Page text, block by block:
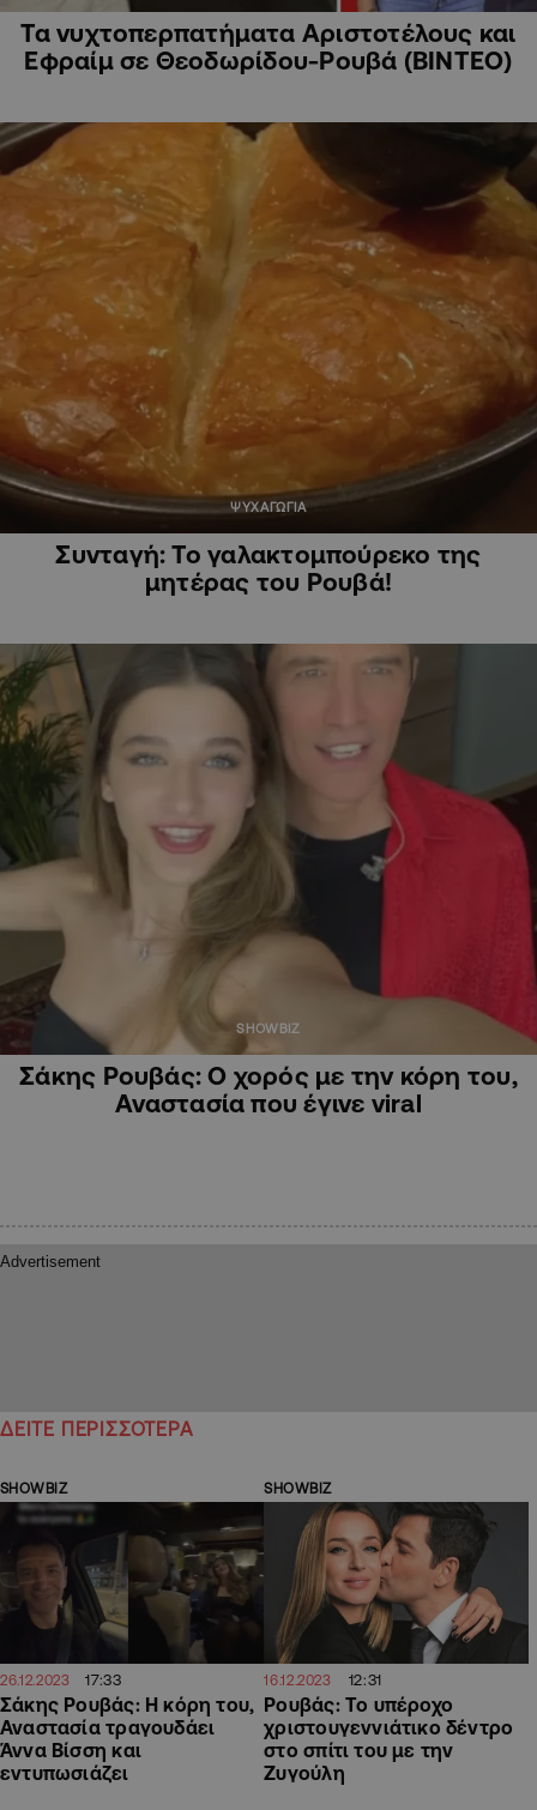
Τα νυχτοπερπατήματα Αριστοτέλους και
Εφραίμ σε Θεοδωρίδου-Ρουβά (ΒΙΝΤΕΟ)
ΨΥΧΑΓΩΓΙΑ
Συνταγή: Το γαλακτομπούρεκο της
μητέρας του Ρουβά!
SHOWBIZ
Σάκης Ρουβάς: Ο χορός με την κόρη του,
Αναστασία που έγινε viral
ΔΕΙΤΕ ΠΕΡΙΣΣΟΤΕΡΑ
SHOWBIZ
26.12.2023 17:33
Σάκης Ρουβάς: Η κόρη του,
Αναστασία τραγουδάει
Άννα Βίσση και
εντυπωσιάζει
SHOWBIZ
16.12.2023 12:31
Ρουβάς: Το υπέροχο
χριστουγεννιάτικο δέντρο
στο σπίτι του με την
Ζυγούλη